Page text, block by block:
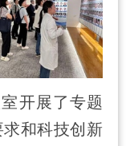
开展了专题
和科技创新